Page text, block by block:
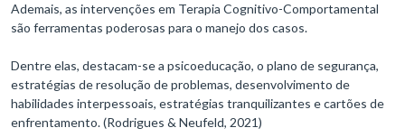
Ademais, as intervenções em Terapia Cognitivo-Comportamental
são ferramentas poderosas para o manejo dos casos.
Dentre elas, destacam-se a psicoeducação, o plano de segurança,
estratégias de resolução de problemas, desenvolvimento de
habilidades interpessoais, estratégias tranquilizantes e cartões de
enfrentamento. (Rodrigues & Neufeld, 2021)